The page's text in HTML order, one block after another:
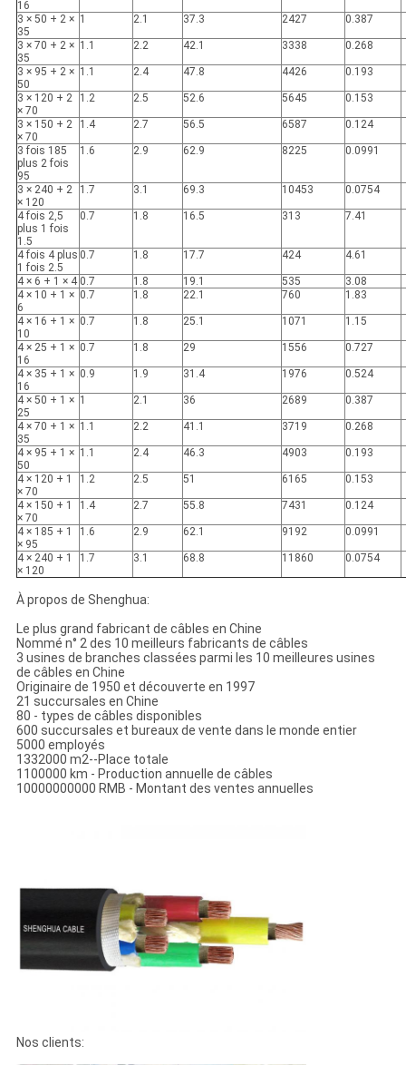
16
3 × 50 + 2 ×
35
1 2.1 37.3 2427 0.387
3 × 70 + 2 ×
35
1.1 2.2 42.1 3338 0.268
3 × 95 + 2 ×
50
1.1 2.4 47.8 4426 0.193
3 × 120 + 2
× 70
1.2 2.5 52.6 5645 0.153
3 × 150 + 2
× 70
1.4 2.7 56.5 6587 0.124
3 fois 185
plus 2 fois
95
1.6 2.9 62.9 8225 0.0991
3 × 240 + 2
× 120
1.7 3.1 69.3 10453 0.0754
4 fois 2,5
plus 1 fois
1.5
0.7 1.8 16.5 313 7.41
4 fois 4 plus
1 fois 2.5
0.7 1.8 17.7 424 4.61
4 × 6 + 1 × 4 0.7 1.8 19.1 535
3.08
4 × 10 + 1 ×
6
0.7 1.8 22.1 760 1.83
4 × 16 + 1 ×
10
0.7 1.8 25.1 1071 1.15
4 × 25 + 1 ×
16
0.7 1.8 29 1556 0.727
4 × 35 + 1 ×
16
0.9 1.9 31.4 1976 0.524
4 × 50 + 1 ×
25
1 2.1 36 2689 0.387
4 × 70 + 1 ×
35
1.1 2.2 41.1 3719 0.268
4 × 95 + 1 ×
50
1.1 2.4 46.3 4903 0.193
4 × 120 + 1
× 70
1.2 2.5 51 6165 0.153
4 × 150 + 1
× 70
1.4 2.7 55.8 7431 0.124
4 × 185 + 1
× 95
1.6 2.9 62.1 9192 0.0991
4 × 240 + 1
× 120
1.7 3.1 68.8 11860 0.0754
À propos de Shenghua:
Le plus grand fabricant de câbles en Chine
Nommé n° 2 des 10 meilleurs fabricants de câbles
3 usines de branches classées parmi les 10 meilleures usines
de câbles en Chine
Originaire de 1950 et découverte en 1997
21 succursales en Chine
80 - types de câbles disponibles
600 succursales et bureaux de vente dans le monde entier
5000 employés
1332000 m2--Place totale
1100000 km - Production annuelle de câbles
10000000000 RMB - Montant des ventes annuelles
Nos clients: